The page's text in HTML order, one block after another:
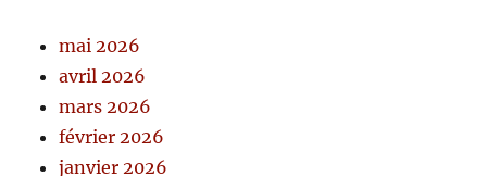
mai 2026
avril 2026
mars 2026
février 2026
janvier 2026